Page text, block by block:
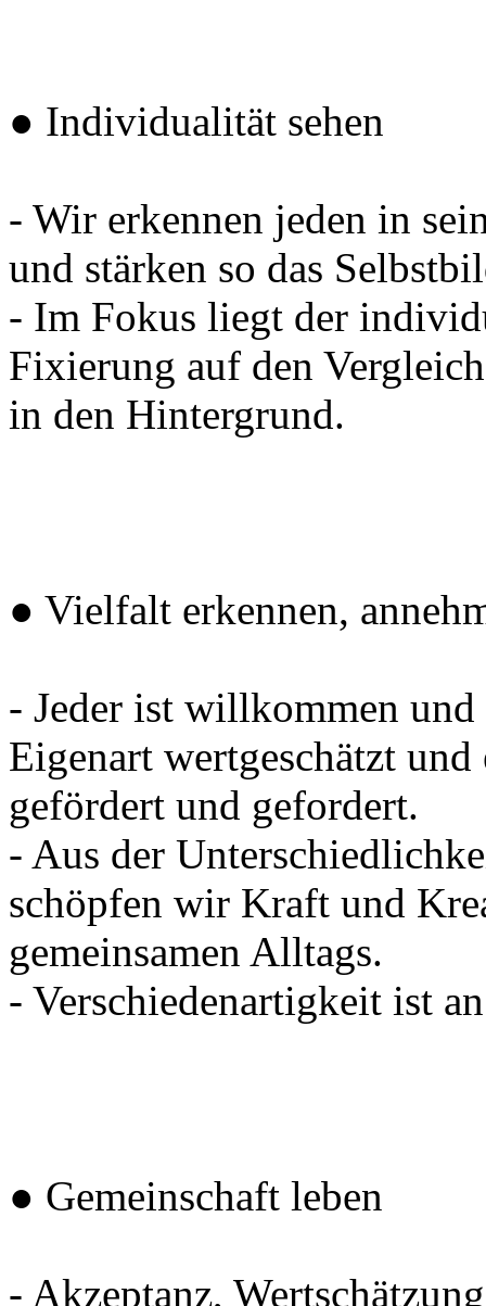
● Individualität sehen
- Wir erkennen jeden in
und stärken so das
- Im Fokus liegt der
Fixierung auf den
in den Hintergrund.
● Vielfalt erkennen,
- Jeder ist willkommen
Eigenart wertgeschätzt
gefördert und gefordert.
- Aus der
schöpfen wir Kraft und
gemeinsamen Alltags.
- Verschiedenartigkeit ist
● Gemeinschaft leben
- Akzeptanz,